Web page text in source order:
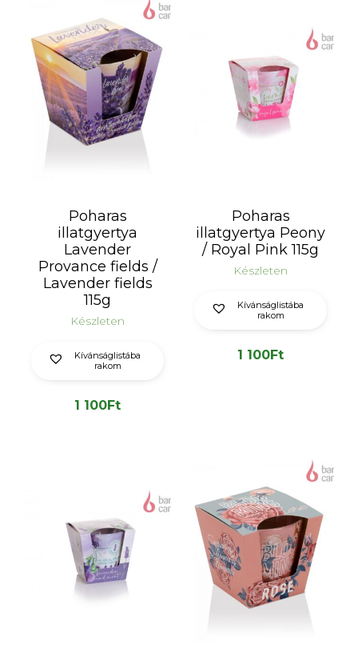
Poharas
illatgyertya
Lavender
Provance fields /
Lavender fields
115g
Készleten
Kívánságlistába
rakom
1 100Ft
Poharas
illatgyertya Peony
/ Royal Pink 115g
Készleten
Kívánságlistába
rakom
1 100Ft